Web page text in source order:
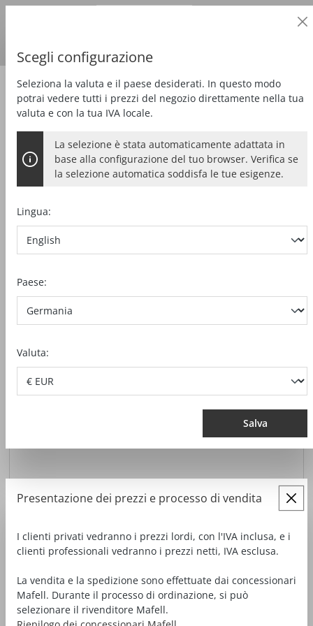
Diritto Recedere dal contratto
Recedere dal contratto
Nome*
Cognome*
Indirizzo e-mail*
Numero d'ordine*
Protez. dati
Facendo clic su continua confermi di aver letto le nostre
nostritermini e condizioni generali . *
I campi contrassegnati con un asterisco (*) sono campi
Presentazione dei prezzi e processo di vendita
I clienti privati vedranno i prezzi lordi, con l'IVA inclusa, e i
clienti professionali vedranno i prezzi netti, IVA esclusa.
La vendita e la spedizione sono effettuate dai concessionari
Mafell. Durante il processo di ordinazione, si può
selezionare il rivenditore Mafell.
Scegli configurazione
Seleziona la valuta e il paese desiderati. In questo modo
potrai vedere tutti i prezzi del negozio direttamente nella tua
valuta e con la tua IVA locale.
La selezione è stata automaticamente adattata in
base alla configurazione del tuo browser. Verifica se
la selezione automatica soddisfa le tue esigenze.
Lingua:
Paese:
Valuta:
Salva